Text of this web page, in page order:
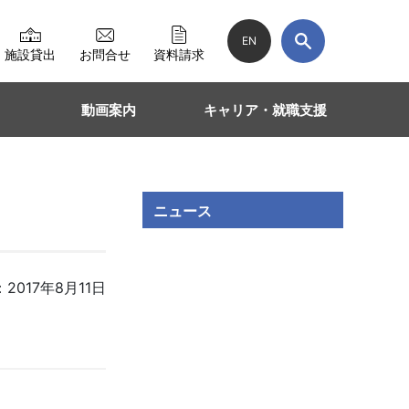
施設貸出 お問合せ 資料請求
EN
動画案内 キャリア・就職支援
2017年8月11日
ニュース